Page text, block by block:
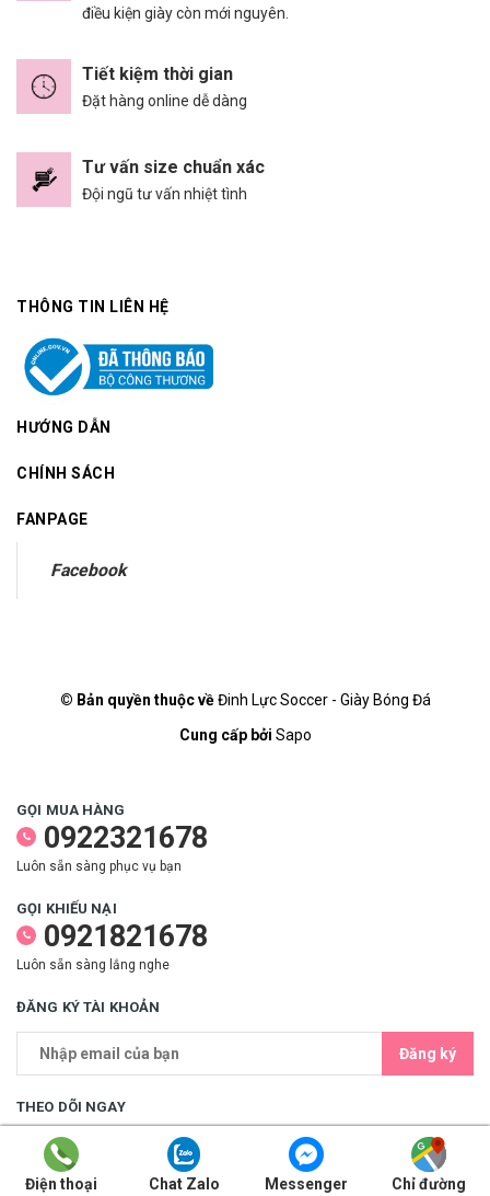
điều kiện giày còn mới nguyên.
Tiết kiệm thời gian
Đặt hàng online dễ dàng
Tư vấn size chuẩn xác
Đội ngũ tư vấn nhiệt tình
THÔNG TIN LIÊN HỆ
HƯỚNG DẪN
CHÍNH SÁCH
FANPAGE
Facebook
© Bản quyền thuộc vềĐinh Lực Soccer - Giày Bóng Đá
Cung cấp bởi Sapo
GỌI MUA HÀNG
0922321678
Luôn sẵn sàng phục vụ bạn
GỌI KHIẾU NẠI
0921821678
Luôn sẵn sàng lắng nghe
ĐĂNG KÝ TÀI KHOẢN
Đăng ký
THEO DÕI NGAY
Điện thoại Chat Zalo Messenger Chỉ đường